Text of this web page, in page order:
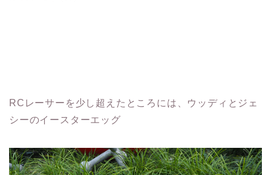
RCレーサーを少し超えたところには、ウッディとジェ
シーのイースターエッグ